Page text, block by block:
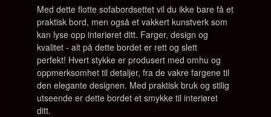
Med dette flotte sofabordsettet vil du ikke bare få et
praktisk bord, men også et vakkert kunstverk som
kan lyse opp interiøret ditt. Farger, design og
kvalitet - alt på dette bordet er rett og slett
perfekt! Hvert stykke er produsert med omhu og
oppmerksomhet til detaljer, fra de vakre fargene til
den elegante designen. Med praktisk bruk og stilig
utseende er dette bordet et smykke til interiøret
ditt.